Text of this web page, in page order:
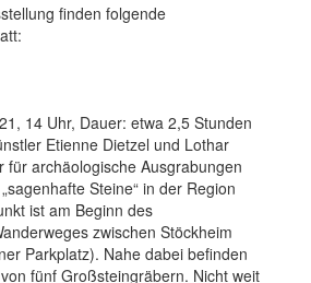
finden folgende
14 Uhr, Dauer: etwa 2,5 Stunden
Etienne Dietzel und Lothar
für archäologische Ausgrabungen
Steine“ in der Region
ist am Beginn des
zwischen Stöckheim
Parkplatz). Nahe dabei befinden
fünf Großsteingräbern. Nicht weit